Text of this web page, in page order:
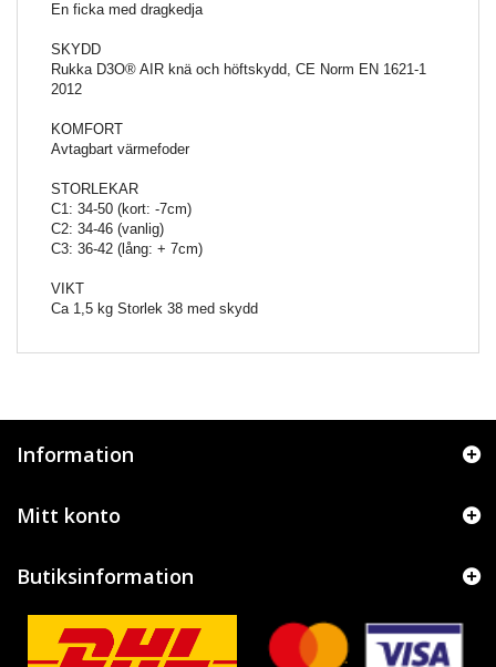
En ficka med dragkedja
SKYDD
Rukka D3O® AIR knä och höftskydd, CE Norm EN 1621-1
2012
KOMFORT
Avtagbart värmefoder
STORLEKAR
C1: 34-50 (kort: -7cm)
C2: 34-46 (vanlig)
C3: 36-42 (lång: + 7cm)
VIKT
Ca 1,5 kg Storlek 38 med skydd
Information
Mitt konto
Butiksinformation